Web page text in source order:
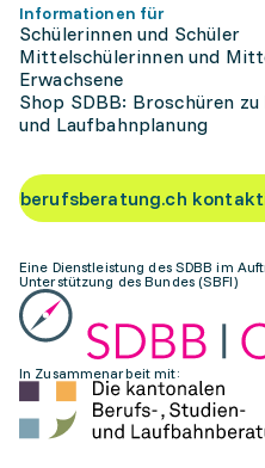
Informationen für
Schülerinnen und Schüler
Mittelschülerinnen und
Erwachsene
Shop SDBB: Broschüren
und Laufbahnplanung
berufsberatung.ch
Eine Dienstleistung des SDBB im
Unterstützung des Bundes (SBFI)
In Zusammenarbeit mit: